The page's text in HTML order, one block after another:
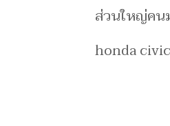
ส่วนใหญ่คน
honda